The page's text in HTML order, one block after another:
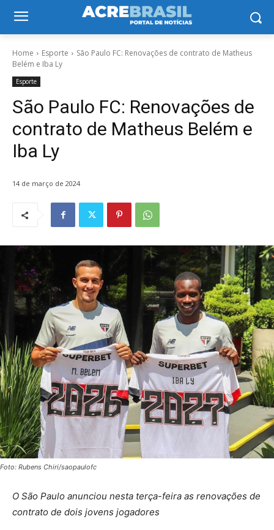
Home Esporte
São Paulo FC: Renovações de contrato de Matheus
Belém e Iba Ly
Esporte
São Paulo FC: Renovações de
contrato de Matheus Belém e
Iba Ly
14 de março de 2024
Foto: Rubens Chiri/saopaulofc
O São Paulo anunciou nesta terça-feira as renovações de
contrato de dois jovens jogadores